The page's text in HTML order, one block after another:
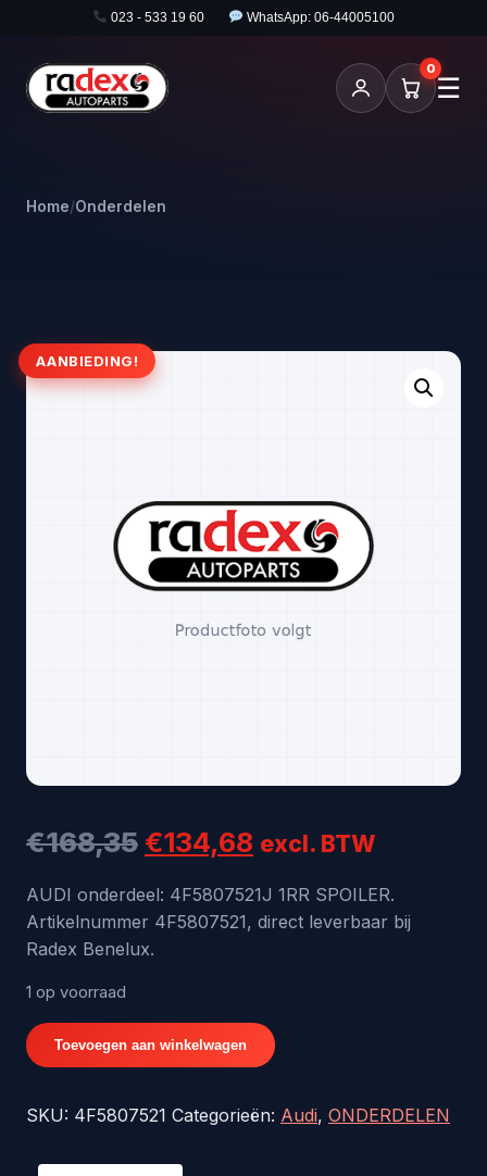
023 - 533 19 60 WhatsApp: 06-44005100
0
☰
Home/Onderdelen
AANBIEDING!
€168,35Oorspronkelijke
prijs
was:
€134,68 Huidige
prijs
is:
excl. BTW
AUDI onderdeel: 4F5807521J 1RR SPOILER.
Artikelnummer 4F5807521, direct leverbaar bij
Radex Benelux.
1 op voorraad
4F5807521J
1RR
aantal
Toevoegen aan winkelwagen
SKU: 4F5807521 Categorieën: Audi, ONDERDELEN